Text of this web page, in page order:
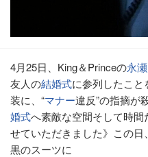
4月25日、King＆Princeの永
友人の結婚式に参列したこ
装に、“マナー違反”の指摘が
婚式へ素敵な空間そして時
せていただきました》この日
黒のスーツに